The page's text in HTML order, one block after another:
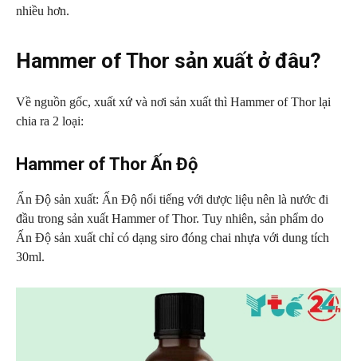
nhiều hơn.
Hammer of Thor sản xuất ở đâu?
Về nguồn gốc, xuất xứ và nơi sản xuất thì Hammer of Thor lại
chia ra 2 loại:
Hammer of Thor Ấn Độ
Ấn Độ sản xuất: Ấn Độ nổi tiếng với dược liệu nên là nước đi
đầu trong sản xuất Hammer of Thor. Tuy nhiên, sản phẩm do
Ấn Độ sản xuất chỉ có dạng siro đóng chai nhựa với dung tích
30ml.